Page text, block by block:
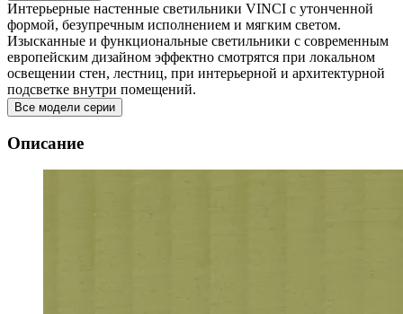
Интерьерные настенные светильники VINCI с утонченной
формой, безупречным исполнением и мягким светом.
Изысканные и функциональные светильники с современным
европейским дизайном эффектно смотрятся при локальном
освещении стен, лестниц, при интерьерной и архитектурной
подсветке внутри помещений.
Все модели серии
Описание